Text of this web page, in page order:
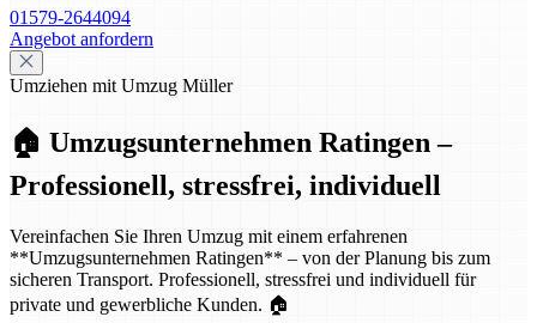
01579-2644094
Angebot anfordern
Umziehen mit Umzug Müller
🏠 Umzugsunternehmen Ratingen –
Professionell, stressfrei, individuell
Vereinfachen Sie Ihren Umzug mit einem erfahrenen
**Umzugsunternehmen Ratingen** – von der Planung bis zum
sicheren Transport. Professionell, stressfrei und individuell für
private und gewerbliche Kunden. 🏠